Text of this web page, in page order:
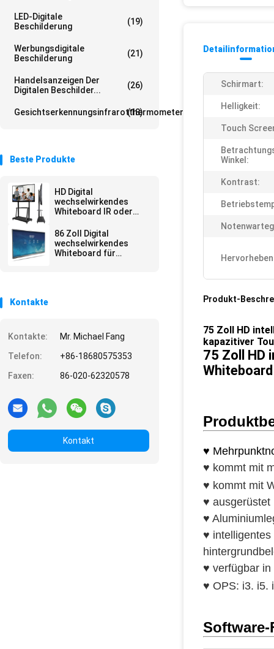
LED-Digitale
Beschilderung
(19)
Werbungsdigitale
Beschilderung
(21)
Handelsanzeigen Der
Digitalen Beschilder...
(26)
Gesichtserkennungsinfrarotthermometer
(18)
Beste Produkte
HD Digital
wechselwirkendes
Whiteboard IR oder
Screen
86 Zoll Digital
wechselwirkendes
Whiteboard für
Kontakte
Kontakte:
Mr. Michael Fang
Telefon:
+86-18680575353
Faxen:
86-020-62320578
Kontakt
Schirmart:
Helligkeit:
Touch
Winkel:
Kontrast:
Produkt-
75 Zoll HD
kapazitiver
75 Zoll HD
♥
♥ kommt mit
♥ kommt mit
♥ ausgerüstet
♥
♥
♥ verfügbar
♥ OPS: i3. i5.